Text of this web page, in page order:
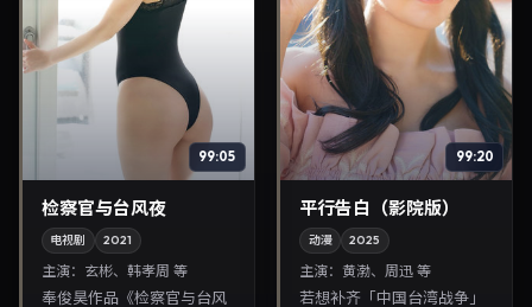
99:05
检察官与台风夜
电视剧 2021
主演： 玄彬、韩孝周 等
奉俊昊作品《检察官与台风
99:20
平行告白（影院版）
动漫 2025
主演：黄渤、周迅 等
若想补齐「中国台湾战争」